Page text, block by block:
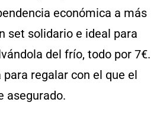
económica a más
set solidario e ideal para
del frío, todo por 7€.
regalar con el que el
asegurado.